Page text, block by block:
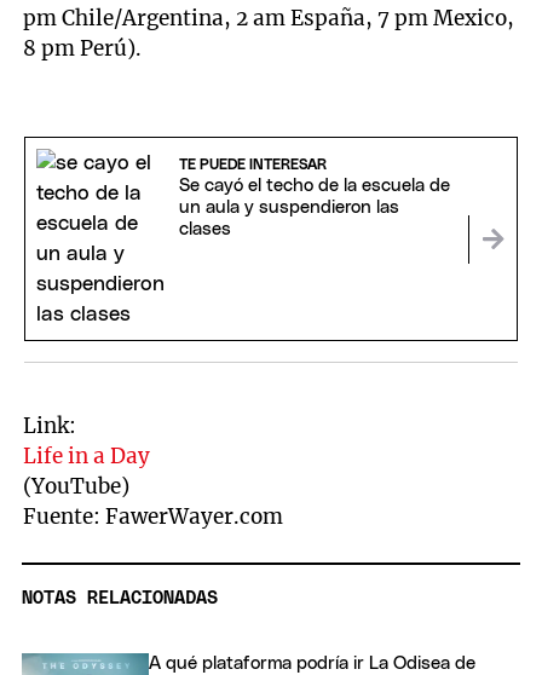
pm Chile/Argentina, 2 am España, 7 pm Mexico,
8 pm Perú).
TE PUEDE INTERESAR
Se cayó el techo de la escuela de
un aula y suspendieron las
clases
Link:
Life in a Day
(YouTube)
Fuente: FawerWayer.com
NOTAS RELACIONADAS
A qué plataforma podría ir La Odisea de